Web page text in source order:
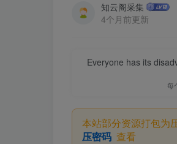
知云阁采集
4个月前更新
Everyone has its
每
本站部分资源打包为
压密码 查看